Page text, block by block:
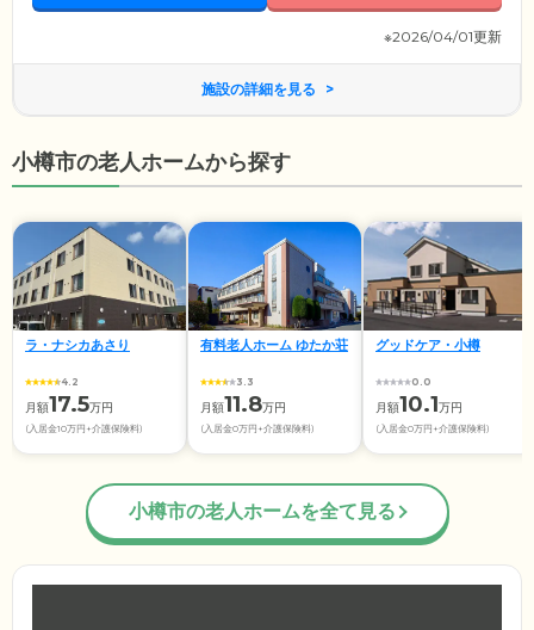
※2026/04/01更新
施設の詳細を見る
小樽市の老人ホームから探す
ラ・ナシカあさり
4.2
月額17.5万円
(入居金10万円+介護保険料)
有料老人ホーム ゆたか荘
3.3
月額11.8万円
(入居金0万円+介護保険料)
グッドケア・小樽
0.0
月額10.1万円
(入居金0万円+介護保険料)
小樽市の老人ホームを全て見る